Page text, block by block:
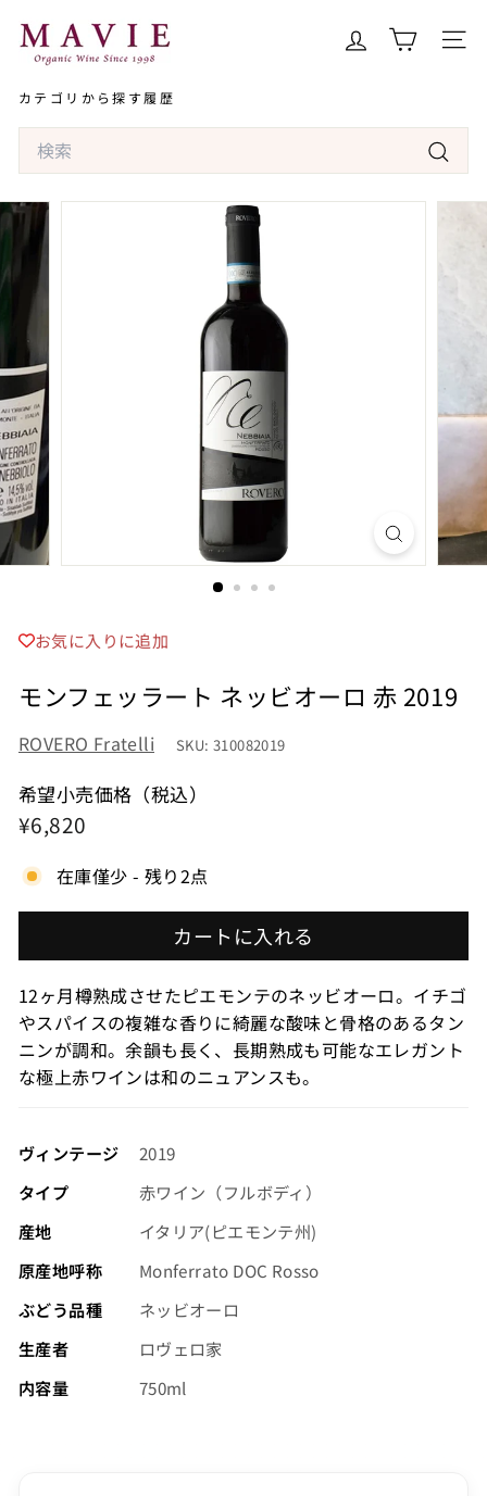
キ
ッ
オ
ー
ニ
ッ
ク
ワ
イ
ン
専
門
店
マ
ヴ
ィ
サイ
カテゴリから探す履歴
Search
検
索
お気に入りに追加
モンフェッラート ネッビオーロ 赤 2019
ROVERO Fratelli SKU: 310082019
希望小売価格（税込）
希
小
売
価
格
（税
込）
¥6,820
在庫僅少 - 残り2点
カートに入れる
12ヶ月樽熟成させたピエモンテのネッビオーロ。イチゴ
やスパイスの複雑な香りに綺麗な酸味と骨格のあるタン
ニンが調和。余韻も長く、長期熟成も可能なエレガント
な極上赤ワインは和のニュアンスも。
ヴィンテージ
2019
タイプ
赤ワイン（フルボディ）
産地
イタリア(ピエモンテ州)
原産地呼称
Monferrato DOC Rosso
ぶどう品種
ネッビオーロ
生産者
ロヴェロ家
内容量
750ml